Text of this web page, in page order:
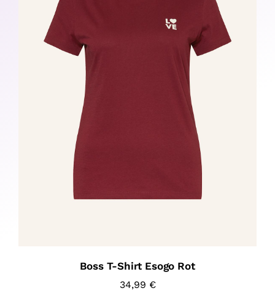
Boss T-Shirt Esogo Rot
34,99 €